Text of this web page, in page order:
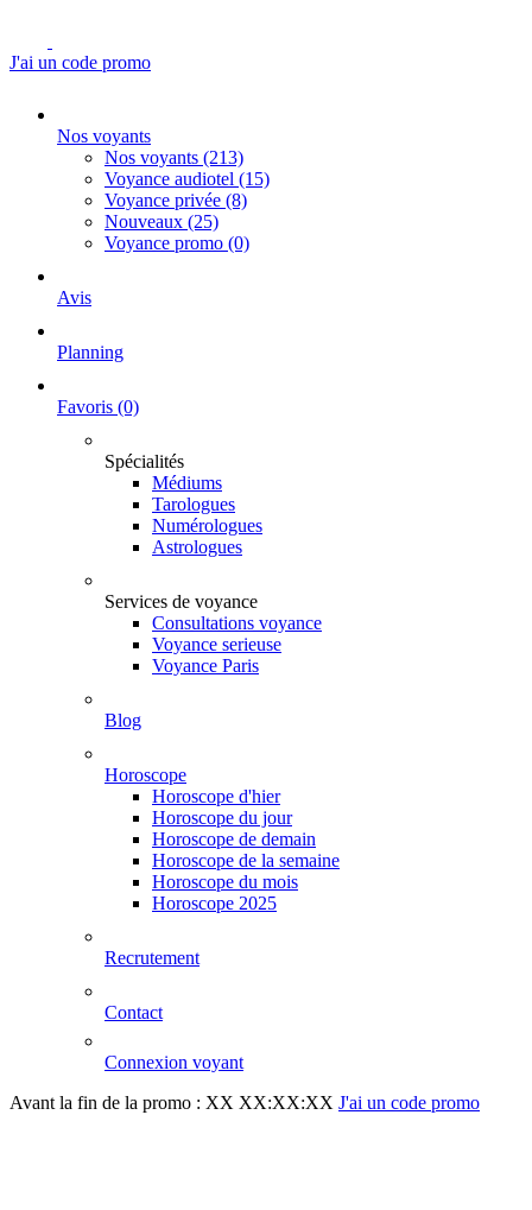
J'ai un code promo
Nos voyants
Nos voyants (213)
Voyance audiotel (15)
Voyance privée (8)
Nouveaux (25)
Voyance promo (0)
Avis
Planning
Favoris (0)
Spécialités
Médiums
Tarologues
Numérologues
Astrologues
Services de voyance
Consultations voyance
Voyance serieuse
Voyance Paris
Blog
Horoscope
Horoscope d'hier
Horoscope du jour
Horoscope de demain
Horoscope de la semaine
Horoscope du mois
Horoscope 2025
Recrutement
Contact
Connexion voyant
Avant la fin de la promo : XX XX:XX:XX J'ai un code promo